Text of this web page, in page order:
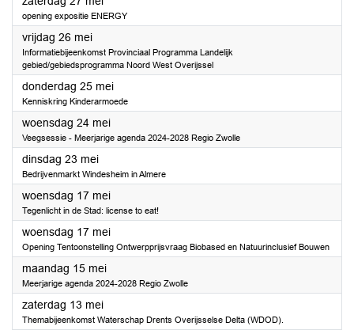
opening expositie ENERGY
vrijdag 26 mei2023
Informatiebijeenkomst Provinciaal Programma Landelijk
gebied/gebiedsprogramma Noord West Overijssel
donderdag 25 mei2023
Kenniskring Kinderarmoede
woensdag 24 mei2023
Veegsessie - Meerjarige agenda 2024-2028 Regio Zwolle
dinsdag 23 mei2023
Bedrijvenmarkt Windesheim in Almere
woensdag 17 mei2023
Tegenlicht in de Stad: license to eat!
woensdag 17 mei2023
Opening Tentoonstelling Ontwerpprijsvraag Biobased en Natuurinclusief Bouwen
maandag 15 mei2023
Meerjarige agenda 2024-2028 Regio Zwolle
zaterdag 13 mei2023
Themabijeenkomst Waterschap Drents Overijsselse Delta (WDOD).